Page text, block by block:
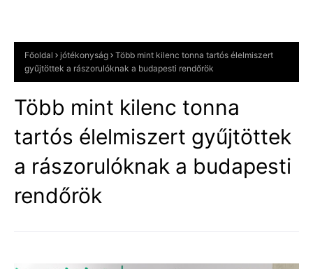
Főoldal jótékonyság
Több mint kilenc tonna tartós élelmiszert
gyűjtöttek a rászorulóknak a budapesti rendőrök
Több mint kilenc tonna
tartós élelmiszert gyűjtöttek
a rászorulóknak a budapesti
rendőrök